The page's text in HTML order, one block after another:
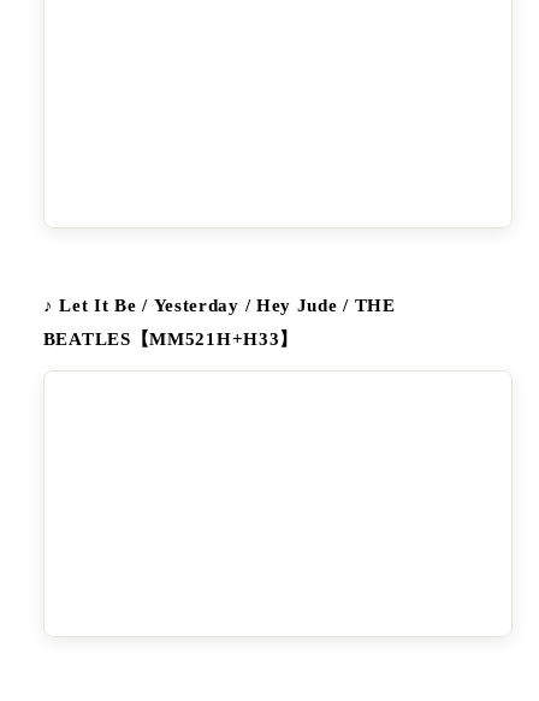
♪ Let It Be / Yesterday / Hey Jude / THE
BEATLES【MM521H+H33】